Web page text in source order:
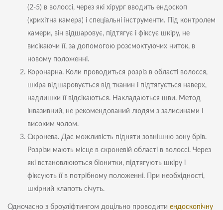
(2-5) в волоссі, через які хірург вводить ендоскоп
(крихітна камера) і спеціальні інструменти. Під контролем
камери, він відшаровує, підтягує і фіксує шкіру, не
висікаючи її, за допомогою розсмоктуючих ниток, в
новому положенні.
Коронарна. Коли проводиться розріз в області волосся,
шкіра відшаровується від тканин і підтягується наверх,
надлишки її відсікаються. Накладаються шви. Метод
інвазивний, не рекомендований людям з залисинами і
високим чолом.
Скронева. Дає можливість підняти зовнішню зону брів.
Розрізи мають місце в скроневій області в волоссі. Через
які встановлюються біонитки, підтягують шкіру і
фіксують її в потрібному положенні. При необхідності,
шкірний клапоть січуть.
Одночасно з броуліфтингом доцільно проводити ендоскопічну